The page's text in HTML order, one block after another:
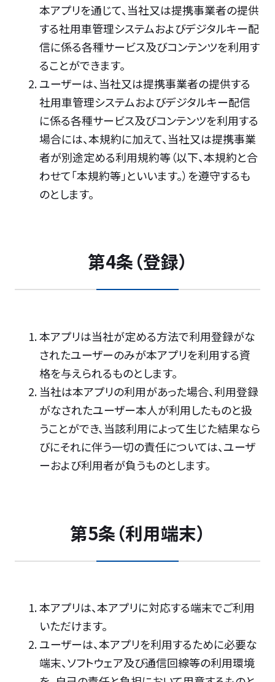
本アプリを通じて、当社又は提携事業者の提供
する社用車管理システムおよびデジタルキー配
信に係る各種サービス及びコンテンツを利用す
ることができます。
ユーザーは、当社又は提携事業者の提供する
社用車管理システムおよびデジタルキー配信
に係る各種サービス及びコンテンツを利用する
場合には、本規約に加えて、当社又は提携事業
者が別途定める利用規約等（以下、本規約と合
わせて「本規約等」といいます。）を遵守するも
のとします。
第4条（登録）
本アプリは当社が定める方法で利用登録がな
されたユーザーのみが本アプリを利用する資
格を与えられるものとします。
当社は本アプリの利用があった場合、利用登録
がなされたユーザー本人が利用したものと扱
うことができ、当該利用によって生じた結果なら
びにそれに伴う一切の責任については、ユーザ
ーおよび利用者が負うものとします。
第5条（利用端末）
本アプリは、本アプリに対応する端末でご利用
いただけます。
ユーザーは、本アプリを利用するために必要な
端末、ソフトウェア及び通信回線等の利用環境